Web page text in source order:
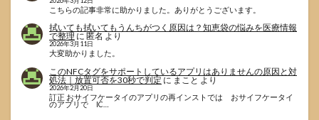
こちらの記事非常に助かりました。ありがとうございます。
拭いても拭いてもうんちがつく原因は？知恵袋の悩みを医療情報
で整理 に 匿名 より
2026年3月11日
大変助かりました。
このNFCタグをサポートしているアプリはありませんの原因と対
処法｜放置可否を30秒で判定 に まこと より
2026年2月20日
訂正 おサイフケータイのアプリの再インストでは おサイフケータイ
のアプリで IC…